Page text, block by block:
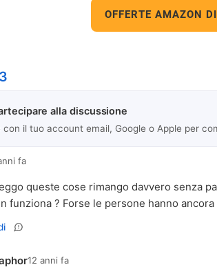
OFFERTE AMAZON
3
alla discussione
con il tuo account email, Google o Apple per
fa
queste cose rimango davvero senza
funziona ? Forse le persone hanno
12 anni fa